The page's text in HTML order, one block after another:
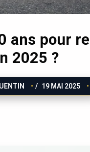
ans pour
2025 ?
/ 19 MAI 2025